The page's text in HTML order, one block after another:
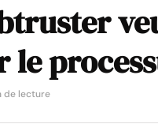
de lecture